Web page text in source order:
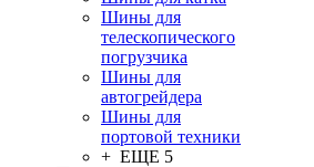
Шины для
телескопического
погрузчика
Шины для
автогрейдера
Шины для
портовой техники
+ ЕЩЕ 5